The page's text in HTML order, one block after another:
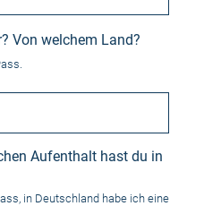
Von welchem Land?
Aufenthalt hast du in
in Deutschland habe ich eine